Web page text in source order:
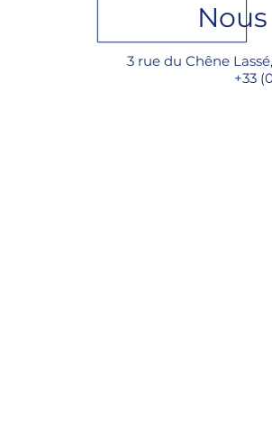
3 rue du Chêne
+33